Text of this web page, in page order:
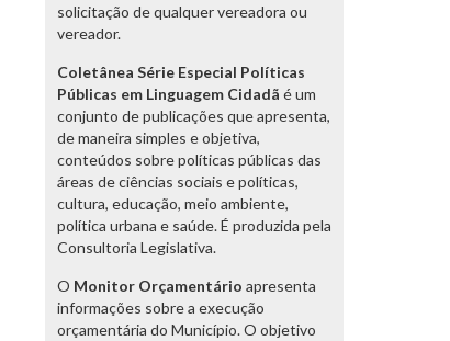
solicitação de qualquer vereadora ou
vereador.
Coletânea Série Especial Políticas
Públicas em Linguagem Cidadã é um
conjunto de publicações que apresenta,
de maneira simples e objetiva,
conteúdos sobre políticas públicas das
áreas de ciências sociais e políticas,
cultura, educação, meio ambiente,
política urbana e saúde. É produzida pela
Consultoria Legislativa.
O Monitor Orçamentário apresenta
informações sobre a execução
orçamentária do Município. O objetivo